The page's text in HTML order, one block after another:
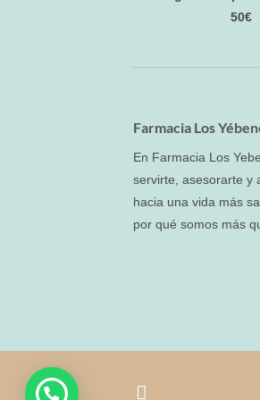
50€
Farmacia Los
En Farmacia Los
servirte, asesorarte y
hacia una vida más
por qué somos más